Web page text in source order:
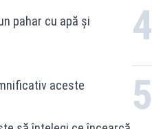
pahar cu apă și
aceste
4
5